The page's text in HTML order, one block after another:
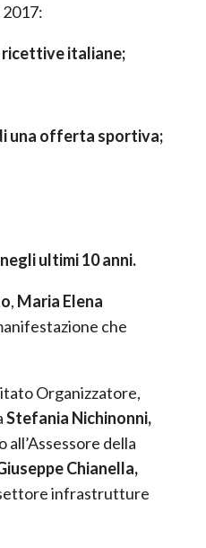
ricettive italiane;
una offerta sportiva;
ultimi 10 anni.
, Maria Elena
che
Organizzatore,
Stefania Nichinonni,
all’Assessore della
Chianella,
infrastrutture